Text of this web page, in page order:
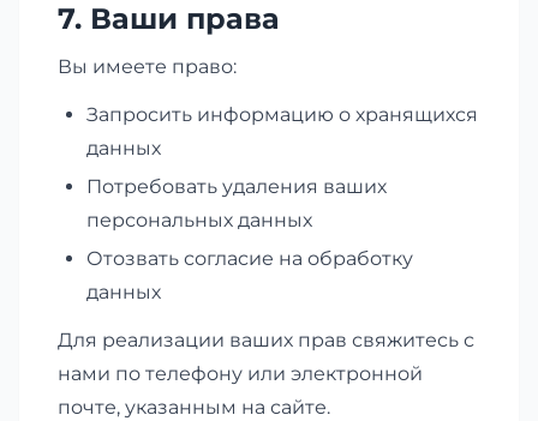
7. Ваши права
Вы имеете право:
Запросить информацию о хранящихся
данных
Потребовать удаления ваших
персональных данных
Отозвать согласие на обработку
данных
Для реализации ваших прав свяжитесь с
нами по телефону или электронной
почте, указанным на сайте.